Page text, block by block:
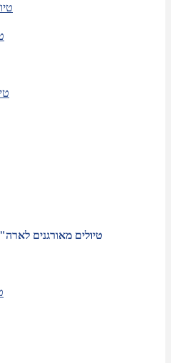
טיולים מאורגנים